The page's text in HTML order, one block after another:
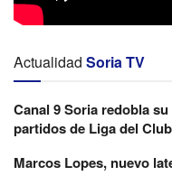
Actualidad Soria TV
Canal 9 Soria redobla
partidos de Liga del
Marcos Lopes, nuevo